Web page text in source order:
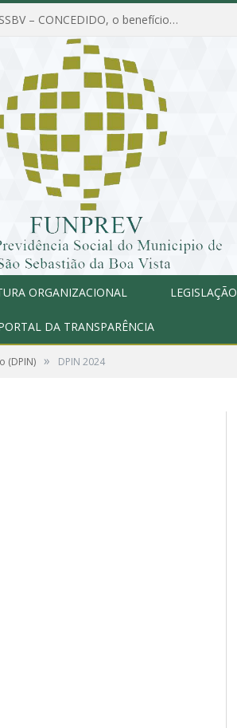
PORTARIA Nº 025/2026-GP/IPREVSSBV – CONCEDIDO, o benefício de PENSÃO a MARIA ESTELA DOS SANTOS SOUZA
ORGANIZACIONAL LEGISLAÇÃO
DA TRANSPARÊNCIA
(DPIN) » DPIN 2024